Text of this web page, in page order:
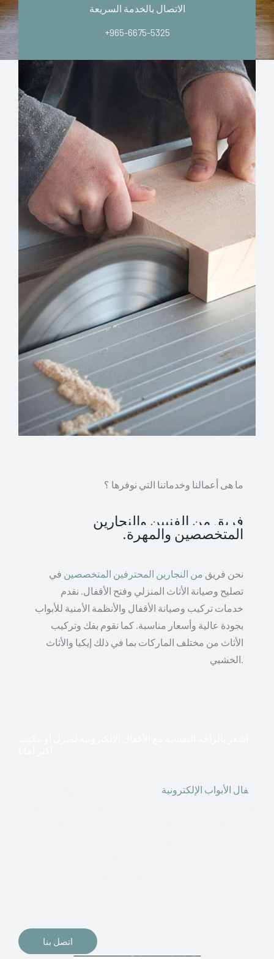
الاتصال بالخدمة السريعة
+965-6675-5325
ما هى أعمالنا وخدماتنا التي نوفرها ؟
فريق من الفنيين والنجارين
المتخصصين والمهرة.
نحن فريق من النجارين المحترفين المتخصصين في
تصليح وصيانة الأثاث المنزلي وفتح الأقفال. نقدم
خدمات تركيب وصيانة الأقفال والأنظمة الأمنية للأبواب
بجودة عالية وأسعار مناسبة. كما نقوم بفك وتركيب
الأثاث من مختلف الماركات بما في ذلك إيكيا والأثاث
الخشبي.
فال الأبواب الإلكترونية
اتصل بنا